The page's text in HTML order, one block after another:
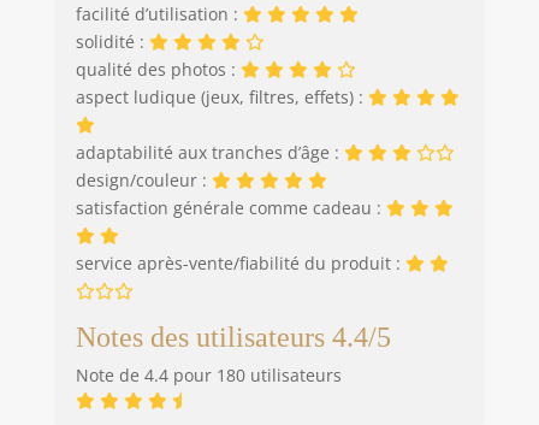
facilité d’utilisation :
solidité :
qualité des photos :
aspect ludique (jeux, filtres, effets) :
adaptabilité aux tranches d’âge :
design/couleur :
satisfaction générale comme cadeau :
service après-vente/fiabilité du produit :
Notes des utilisateurs 4.4/5
Note de 4.4 pour 180 utilisateurs